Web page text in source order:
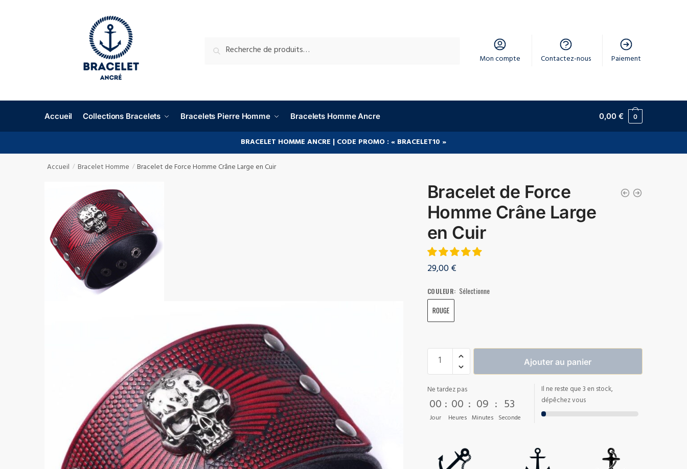
Mon compte Contactez-nous Paiement
Accueil Collections Bracelets Bracelets Pierre Homme Bracelets Homme Ancre 0,00€ 0
BRACELET HOMME ANCRE | CODE PROMO : « BRACELET10 »
Accueil / Bracelet Homme / Bracelet de Force Homme Crâne Large en Cuir
Bracelet de Force
Homme Crâne Large
en Cuir
29,00€
COULEUR: Sélectionne
ROUGE
Ajouter au panier
Ne tardez pas
00
Jour
: 00
Heures
: 09
Minutes
: 52
Seconde
Il ne reste que 3 en stock,
dépêchez vous